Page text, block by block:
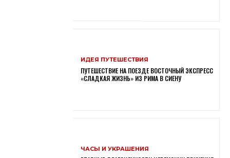
ИДЕЯ ПУТЕШЕСТВИЯ
ПУТЕШЕСТВИЕ НА ПОЕЗДЕ ВОСТОЧНЫЙ ЭКСПРЕСС
«СЛАДКАЯ ЖИЗНЬ» ИЗ РИМА В СИЕНУ
ЧАСЫ И УКРАШЕНИЯ